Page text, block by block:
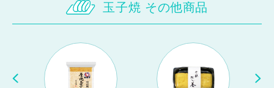
玉子焼 その他商品